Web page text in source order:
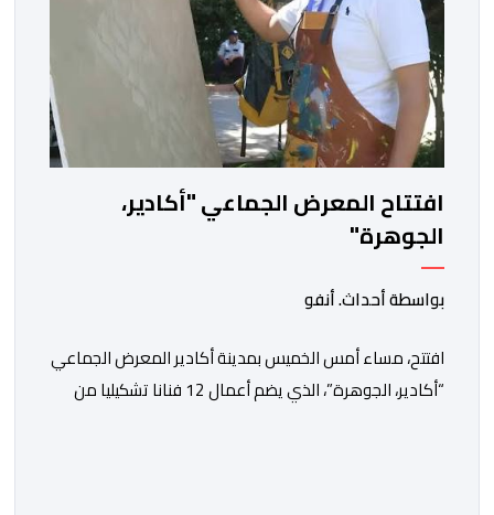
افتتاح المعرض الجماعي "أكادير،
الجوهرة"
بواسطة أحداث. أنفو
افتتح، مساء أمس الخميس بمدينة أكادير المعرض الجماعي
“أكادير، الجوهرة”، الذي يضم أعمال 12 فنانا تشكيليا من